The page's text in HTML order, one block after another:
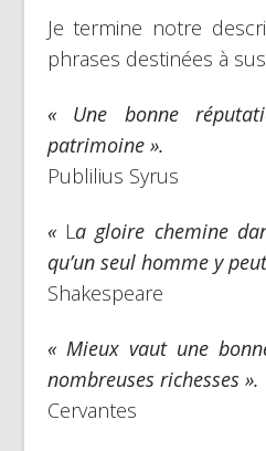
Je termine notre
phrases destinées à
« Une bonne
patrimoine ».
Publilius Syrus
«La gloire chemine
qu’un seul homme y
Shakespeare
« Mieux vaut une
nombreuses richesses ».
Cervantes